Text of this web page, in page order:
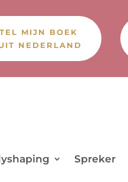
MIJN BOEK
NEDERLAND
Spreker